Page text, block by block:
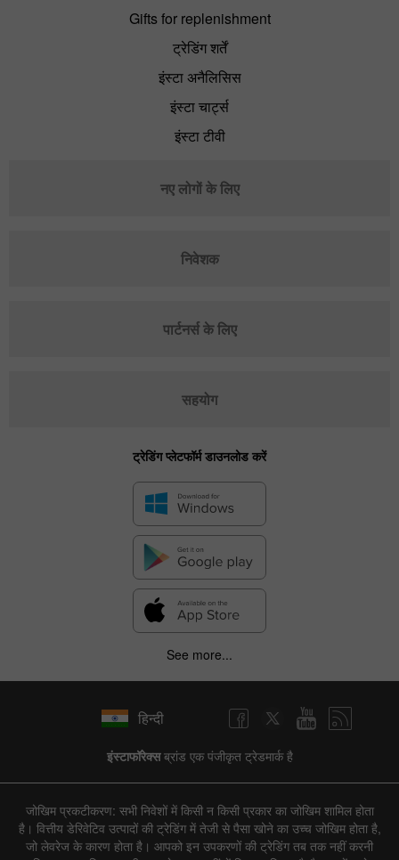
Gifts for replenishment
ट्रेडिंग शर्तें
इंस्टा अनैलिसिस
इंस्टा चार्ट्स
इंस्टा टीवी
नए लोगों के लिए
निवेशक
पार्टनर्स के लिए
सहयोग
ट्रेडिंग प्लेटफॉर्म डाउनलोड करें
See more...
हिन्दी
इंस्टाफॉरेक्सब्रांड एक पंजीकृत ट्रेडमार्क है
जोखिम प्रकटीकरण: सभी निवेशों में किसी न किसी प्रकार का जोखिम शामिल होता
है। वित्तीय डेरिवेटिव उत्पादों की ट्रेडिंग में तेजी से पैसा खोने का उच्च जोखिम होता है,
जो लेवरेज के कारण होता है। आपको इन उपकरणों की ट्रेडिंग तब तक नहीं करनी